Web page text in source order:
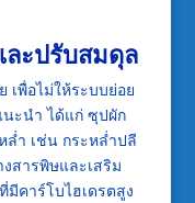
ละปรับสมดุล
เพื่อไม่ให้ระบบย่อย
ะนำ ได้แก่ ซุปผัก
ล่ำ เช่น กระหล่ำปลี
สารพิษและเสริม
มีคาร์โบไฮเดรตสูง